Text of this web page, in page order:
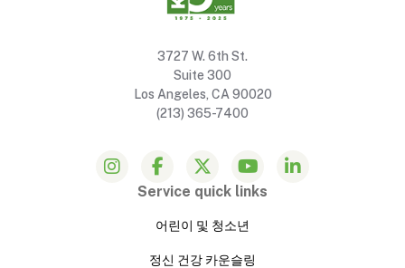
3727 W. 6th St.
Suite 300
Los Angeles, CA 90020
(213) 365-7400
Service quick links
어린이 및 청소년
정신 건강 카운슬링